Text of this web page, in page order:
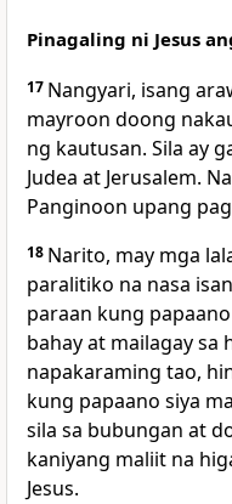
Pinagaling ni Jesus
17 Nangyari, isang
mayroon doong
ng kautusan. Sila ay
Judea at Jerusalem.
Panginoon upang
18 Narito, may mga
paralitiko na nasa
paraan kung
bahay at mailagay sa
napakaraming tao,
kung papaano siya
sila sa bubungan at
kaniyang maliit na
Jesus.